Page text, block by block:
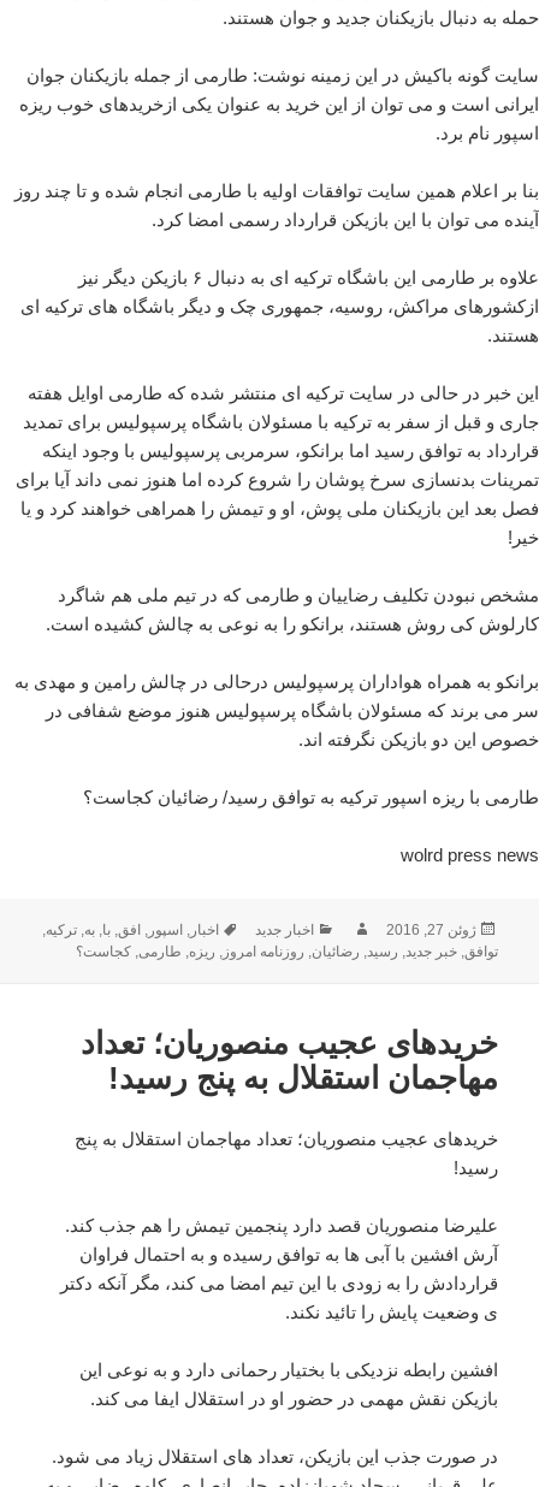
حمله به دنبال بازیکنان جدید و جوان هستند.
سایت گونه باکیش در این زمینه نوشت: طارمی از جمله بازیکنان جوان
ایرانی است و می توان از این خرید به عنوان یکی ازخریدهای خوب ریزه
اسپور نام برد.
بنا بر اعلام همین سایت توافقات اولیه با طارمی انجام شده و تا چند روز
آینده می توان با این بازیکن قرارداد رسمی امضا کرد.
علاوه بر طارمی این باشگاه ترکیه ای به دنبال ۶ بازیکن دیگر نیز
ازکشورهای مراکش، روسیه، جمهوری چک و دیگر باشگاه های ترکیه ای
هستند.
این خبر در حالی در سایت ترکیه ای منتشر شده که طارمی اوایل هفته
جاری و قبل از سفر به ترکیه با مسئولان باشگاه پرسپولیس برای تمدید
قرارداد به توافق رسید اما برانکو، سرمربی پرسپولیس با وجود اینکه
تمرینات بدنسازی سرخ پوشان را شروع کرده اما هنوز نمی داند آیا برای
فصل بعد این بازیکنان ملی پوش، او و تیمش را همراهی خواهند کرد و یا
خیر!
مشخص نبودن تکلیف رضاییان و طارمی که در تیم ملی هم شاگرد
کارلوش کی روش هستند، برانکو را به نوعی به چالش کشیده است.
برانکو به همراه هواداران پرسپولیس درحالی در چالش رامین و مهدی به
سر می برند که مسئولان باشگاه پرسپولیس هنوز موضع شفافی در
خصوص این دو بازیکن نگرفته اند.
طارمی با ریزه اسپور ترکیه به توافق رسید/ رضائیان کجاست؟
wolrd press news
ارسال
شده
ژوئن 27, 2016 نویسندهدسته‌ها
اخبار جدید برچسب‌ها
اخبار, اسپور, افق,با,به,ترکیه,
توافق,خبر جدید, رسید, رضائیان, روزنامه امروز, ریزه, طارمی,کجاست؟
خریدهای عجیب منصوریان؛ تعداد
مهاجمان استقلال به پنج رسید!
خریدهای عجیب منصوریان؛ تعداد مهاجمان استقلال به پنج
رسید!
علیرضا منصوریان قصد دارد پنجمین تیمش را هم جذب کند.
آرش افشین با آبی ها به توافق رسیده و به احتمال فراوان
قراردادش را به زودی با این تیم امضا می کند، مگر آنکه دکتر
ی وضعیت پایش را تائید نکند.
افشین رابطه نزدیکی با بختیار رحمانی دارد و به نوعی این
بازیکن نقش مهمی در حضور او در استقلال ایفا می کند.
در صورت جذب این بازیکن، تعداد های استقلال زیاد می شود.